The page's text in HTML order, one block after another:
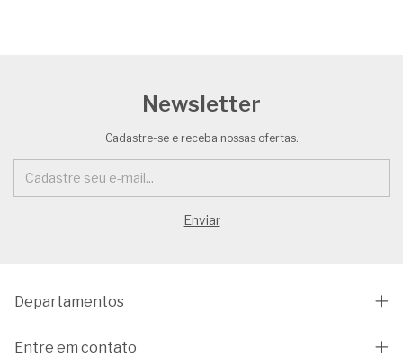
Newsletter
Cadastre-se e receba nossas ofertas.
Departamentos
Entre em contato